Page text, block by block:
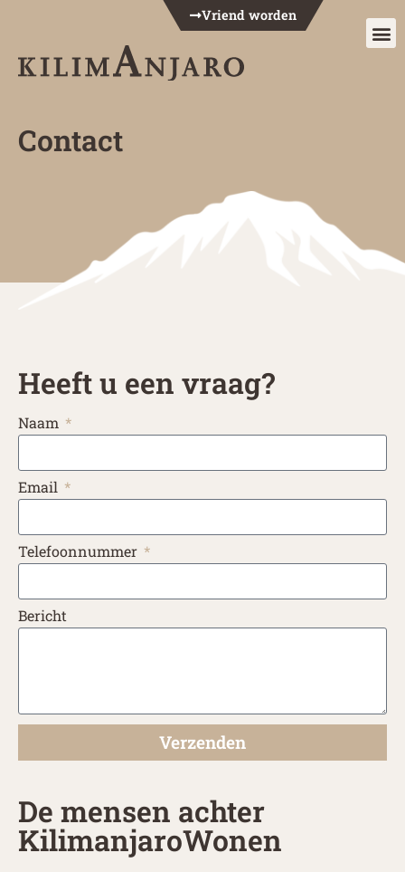
Vriend worden
Contact
De mensen achter
KilimanjaroWonen
Heeft u een vraag?
Naam
Email
Telefoonnummer
Bericht
Verzenden